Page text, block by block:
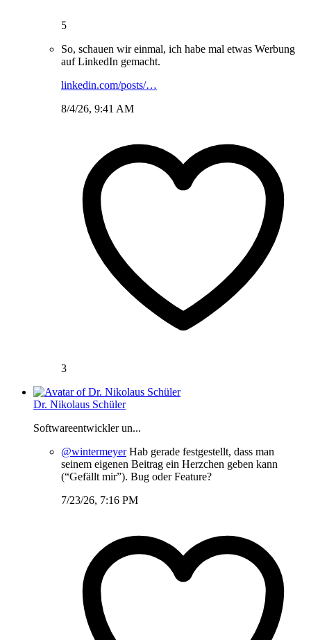
5
So, schauen wir einmal, ich habe mal etwas Werbung
auf LinkedIn gemacht.
linkedin.com/posts/…
8/4/26, 9:41 AM
3
Dr. Nikolaus Schüler
Softwareentwickler un...
@wintermeyerHab gerade festgestellt, dass man
seinem eigenen Beitrag ein Herzchen geben kann
(“Gefällt mir”). Bug oder Feature?
7/23/26, 7:16 PM